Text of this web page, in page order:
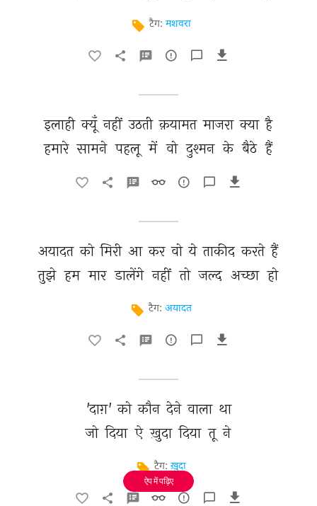
टैग: मशवरा
इलाही क्यूँ नहीं उठती क़यामत माजरा क्या है
हमारे सामने पहलू में वो दुश्मन के बैठे हैं
अयादत को मिरी आ कर वो ये ताकीद करते हैं
तुझे हम मार डालेंगे नहीं तो जल्द अच्छा हो
टैग: अयादत
'दाग़' को कौन देने वाला था
जो दिया ऐ ख़ुदा दिया तू ने
टैग: ख़ुदा
ऐप में पढ़िए